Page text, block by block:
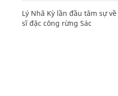
Lý Nhã Kỳ lần đầu tâm sự
sĩ đặc công rừng Sác